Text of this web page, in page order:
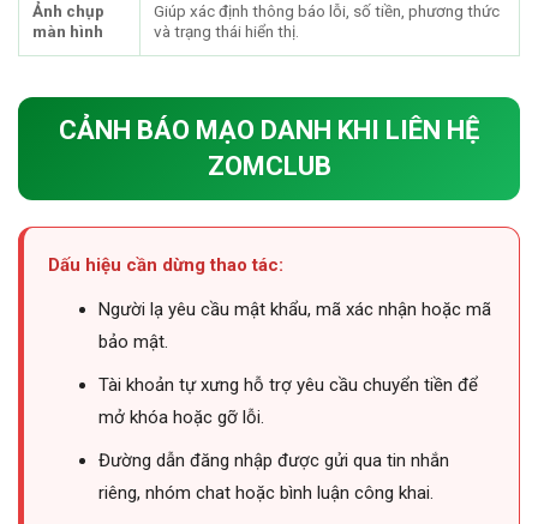
Ảnh chụp
màn hình
Giúp xác định thông báo lỗi, số tiền, phương thức
và trạng thái hiển thị.
CẢNH BÁO MẠO DANH KHI LIÊN HỆ
ZOMCLUB
Dấu hiệu cần dừng thao tác:
Người lạ yêu cầu mật khẩu, mã xác nhận hoặc mã
bảo mật.
Tài khoản tự xưng hỗ trợ yêu cầu chuyển tiền để
mở khóa hoặc gỡ lỗi.
Đường dẫn đăng nhập được gửi qua tin nhắn
riêng, nhóm chat hoặc bình luận công khai.